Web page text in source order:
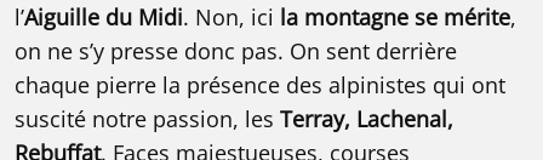
l’Aiguille du Midi. Non, ici la montagne se mérite,
on ne s’y presse donc pas. On sent derrière
chaque pierre la présence des alpinistes qui ont
suscité notre passion, les Terray, Lachenal,
Rebuffat. Faces majestueuses, courses